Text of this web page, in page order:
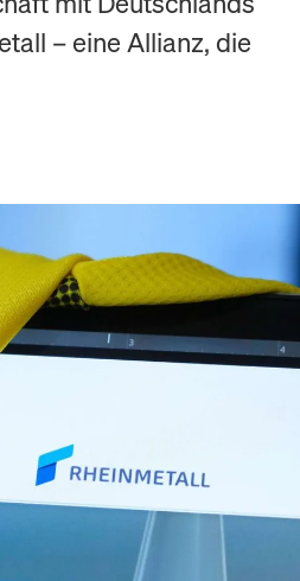
– eine Allianz, die